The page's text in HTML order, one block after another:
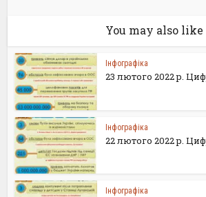
You may also like
Інфографіка
23 лютого 2022 р.
Інфографіка
22 лютого 2022 р.
Інфографіка